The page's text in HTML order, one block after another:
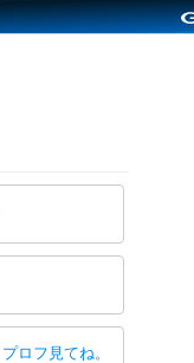
ロフ見てね。